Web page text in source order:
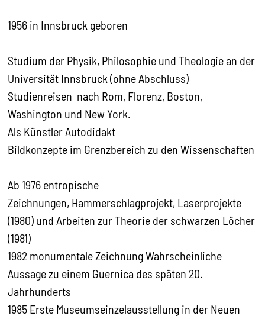
1956 in Innsbruck geboren
Studium der Physik, Philosophie und Theologie an der
Universität Innsbruck (ohne Abschluss)
Studienreisen nach Rom, Florenz, Boston,
Washington und New York.
Als Künstler Autodidakt
Bildkonzepte im Grenzbereich zu den Wissen­schaften
Ab 1976 entropische
Zeichnungen, Hammerschlagprojekt, Laserprojekte
(1980) und Arbeiten zur Theorie der schwarzen Löcher
(1981)
1982 monumentale Zeichnung Wahrscheinliche
Aussage zu einem Guernica des späten 20.
Jahrhunderts
1985 Erste Museums­einzelausstellung in der Neuen